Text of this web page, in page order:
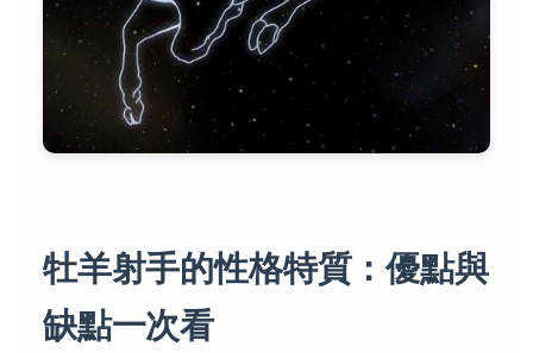
牡羊射手的性格特質：優點與
缺點一次看